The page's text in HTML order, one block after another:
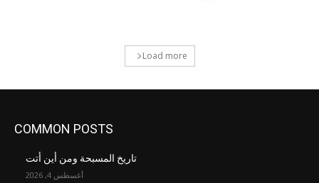
Load more
COMMON POSTS
تاريخ المسبحة ومن أين أتت
أغسطس 4, 2026